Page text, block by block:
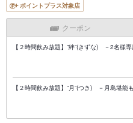
ポイントプラス対象店
クーポン
【２時間飲み放題】”絆”(きずな) －2名様
【２時間飲み放題】”月”(つき) －月島堪能